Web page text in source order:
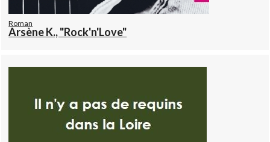
Roman
Arsène K., "Rock'n'Love"